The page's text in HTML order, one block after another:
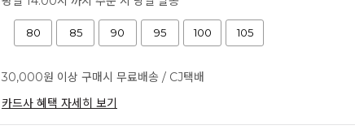
80 85 90 95 100 105
30,000원 이상 구매시 무료배송 / CJ택배
카드사 혜택 자세히 보기